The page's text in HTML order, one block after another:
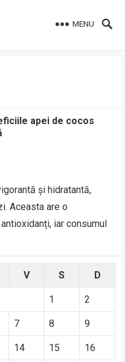
MENU
apei de cocos
și hidratantă,
Aceasta are o
iar consumul
V S D
1 2
7 8 9
14 15 16